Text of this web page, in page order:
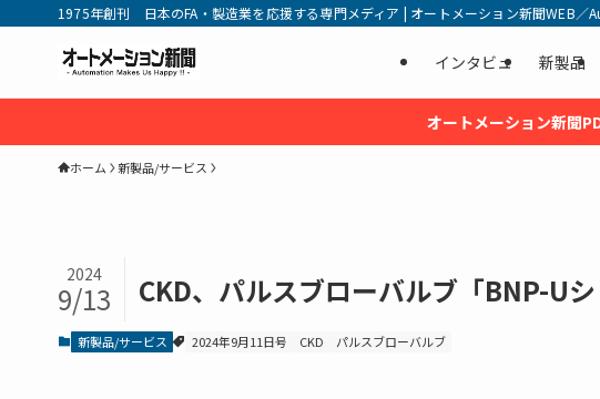
1975年創刊 日本のFA・製造業を応援する専門メディア | オートメーション新聞WEB／
インタビュ 新製品
オートメーション新聞
ホーム 新製品/サービス
CKD、パルスブローバルブ「BNP-U
2024
9/13
新製品/サービス 2024年9月11日号 CKD パルスブローバルブ